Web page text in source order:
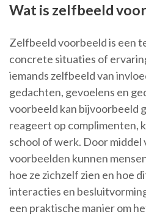
Wat is zelfbeeld
Zelfbeeld voorbeeld is een
concrete situaties of
iemands zelfbeeld van
gedachten, gevoelens en
voorbeeld kan bijvoorbeeld
reageert op complimenten,
school of werk. Door middel
voorbeelden kunnen
hoe ze zichzelf zien en hoe
interacties en
een praktische manier om